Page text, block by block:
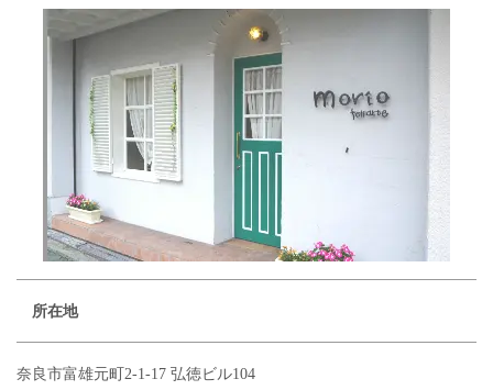
所在地
奈良市富雄元町2-1-17 弘徳ビル104